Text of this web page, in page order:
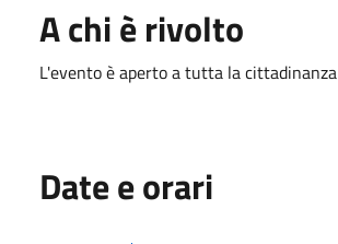
A chi è rivolto
L'evento è aperto a tutta la cittadinanza
Date e orari